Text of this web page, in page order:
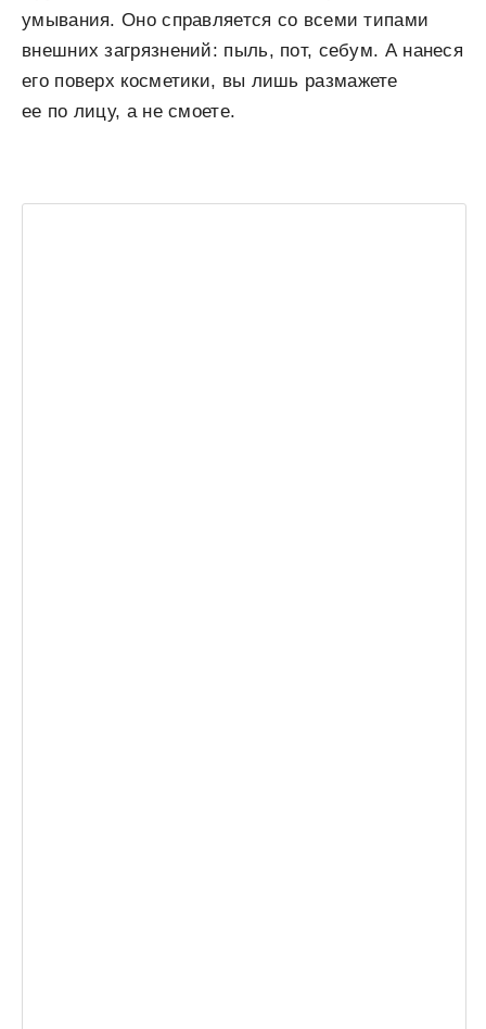
умывания. Оно справляется со всеми типами
внешних загрязнений: пыль, пот, себум. А нанеся
его поверх косметики, вы лишь размажете
ее по лицу, а не смоете.